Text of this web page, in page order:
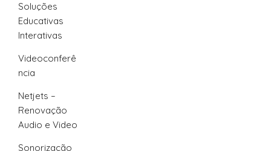
Soluções
Educativas
Interativas
Videoconferê
ncia
Netjets –
Renovação
Audio e Video
Sonorização